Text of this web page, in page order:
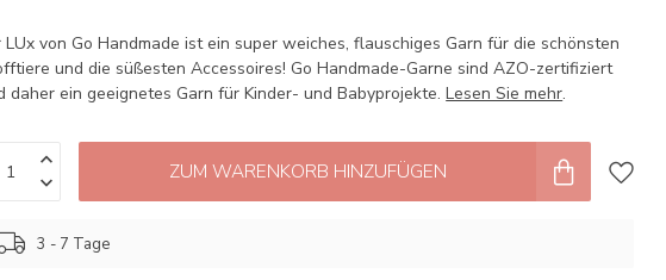
LUx von Go Handmade ist ein super weiches, flauschiges Garn für die schönsten
und die süßesten Accessoires! Go Handmade-Garne sind AZO-zertifiziert
daher ein geeignetes Garn für Kinder- und Babyprojekte.Lesen Sie mehr.
ZUM WARENKORB HINZUFÜGEN
3 - 7 Tage